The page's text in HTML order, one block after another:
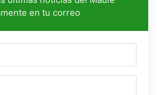
en tu correo